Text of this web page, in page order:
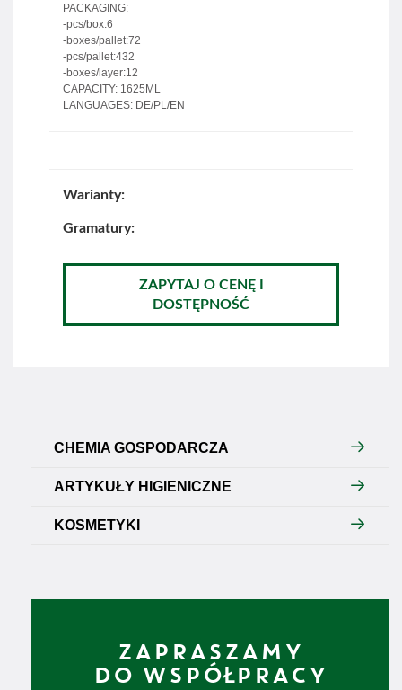
PACKAGING:
-pcs/box:6
-boxes/pallet:72
-pcs/pallet:432
-boxes/layer:12
CAPACITY: 1625ML
LANGUAGES: DE/PL/EN
Warianty:
Gramatury:
ZAPYTAJ O CENĘ I
DOSTĘPNOŚĆ
CHEMIA GOSPODARCZA
ARTYKUŁY HIGIENICZNE
KOSMETYKI
ZAPRASZAMY
DO WSPÓŁPRACY